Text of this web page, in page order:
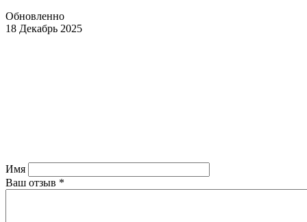
Обновленно
18 Декабрь 2025
Имя
Ваш отзыв *